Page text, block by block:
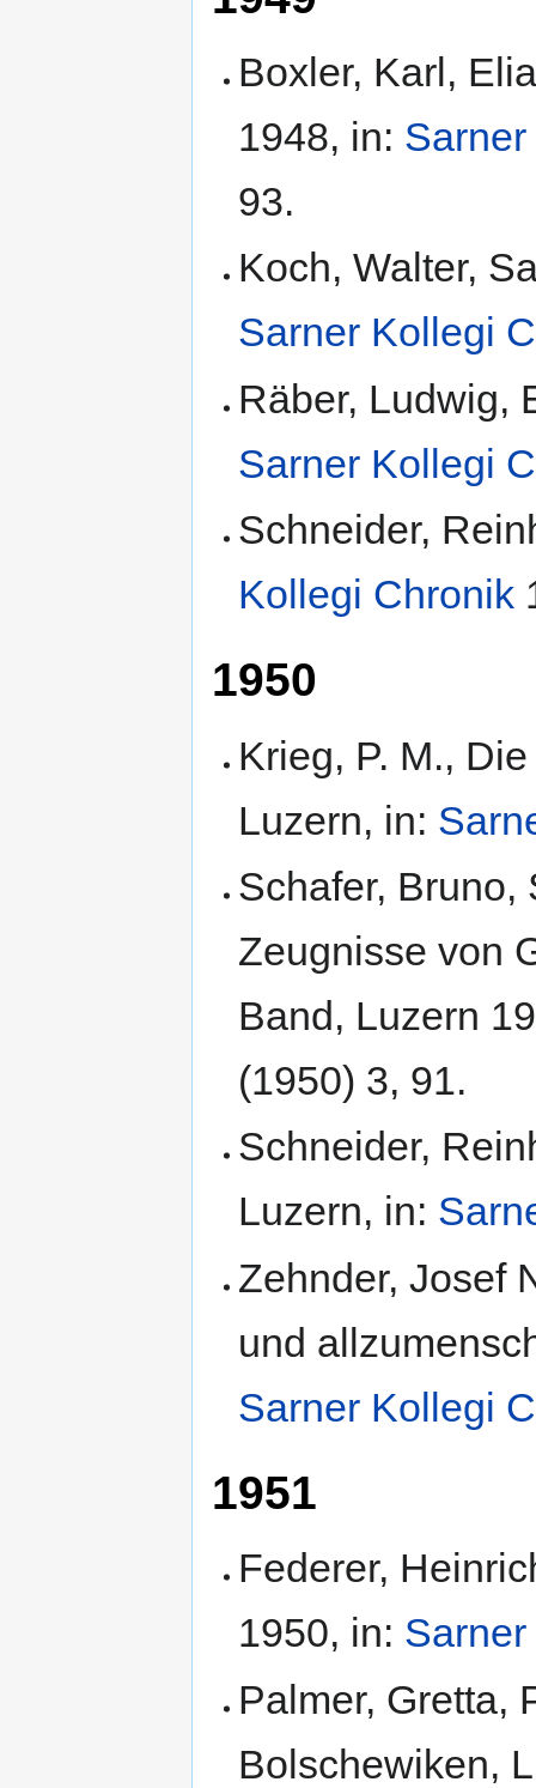
Boxler, Karl,
1948, in:
93.
Koch, Walter,
Sarner Kollegi
Räber, Ludwig,
Sarner Kollegi
Schneider,
Kollegi Chronik
1950
Krieg, P. M.,
Luzern, in:
Schafer, Bruno,
Zeugnisse von
Band, Luzern
(1950) 3, 91.
Schneider,
Luzern, in:
Zehnder, Josef
und
Sarner Kollegi
1951
Federer,
1950, in:
Palmer, Gretta,
Bolschewiken,